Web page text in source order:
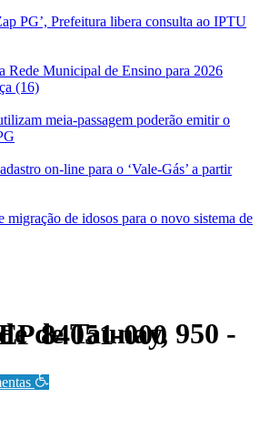
PG’, Prefeitura libera consulta ao IPTU
Rede Municipal de Ensino para 2026
(16)
meia-passagem poderão emitir o
on-line para o ‘Vale-Gás’ a partir
migração de idosos para o novo sistema de
- Ronda - CEP 84051-000